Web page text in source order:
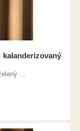
kalanderizovaný
...